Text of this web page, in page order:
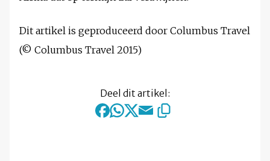
Dit artikel is geproduceerd door Columbus Travel
(© Columbus Travel 2015)
Deel dit artikel: